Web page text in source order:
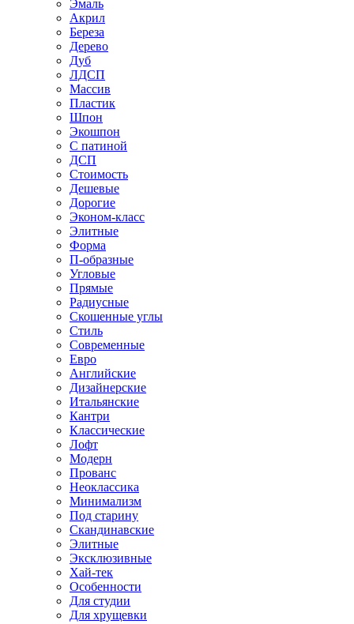
Эмаль
Акрил
Береза
Дерево
Дуб
ЛДСП
Массив
Пластик
Шпон
Экошпон
С патиной
ДСП
Стоимость
Дешевые
Дорогие
Эконом-класс
Элитные
Форма
П-образные
Угловые
Прямые
Радиусные
Скошенные углы
Стиль
Современные
Евро
Английские
Дизайнерские
Итальянские
Кантри
Классические
Лофт
Модерн
Прованс
Неоклассика
Минимализм
Под старину
Скандинавские
Элитные
Эксклюзивные
Хай-тек
Особенности
Для студии
Для хрущевки